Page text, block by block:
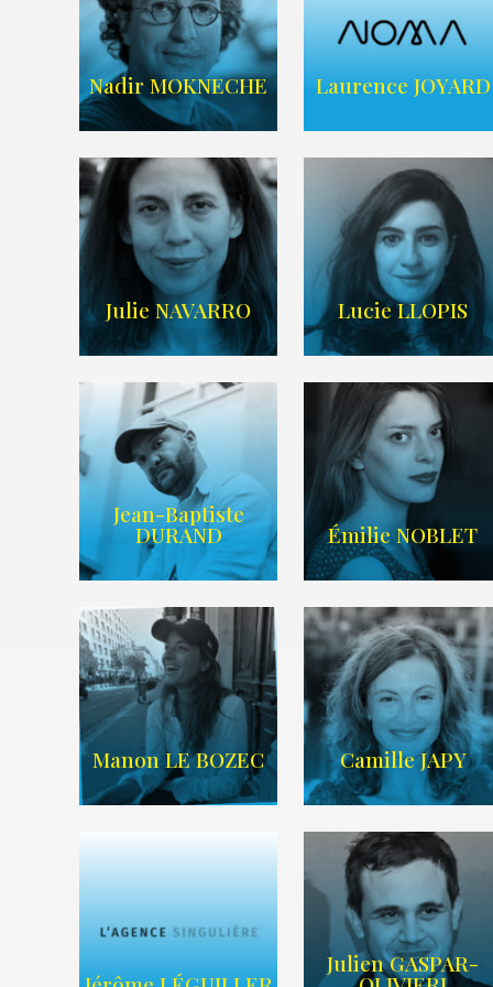
ARDA
Nadir MOKNECHE
Imdb, Wikipedia
Laurence JOYARD
AGENCE NOMA
TALENTS
Julie NAVARRO
IMDB
Lucie LLOPIS
LIEN IMDB
Jean-Baptiste
DURAND
SITE WEB
Émilie NOBLET
WIKIPEDIA /
AGENCE TIME
ART
Manon LE BOZEC Camille JAPY
Wikipedia
Julien GASPAR-